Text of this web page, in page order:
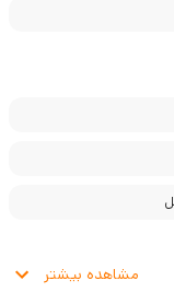
مشاهده بیشتر